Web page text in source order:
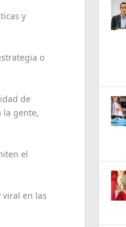
y
o
de
la gente,
el
viral en las